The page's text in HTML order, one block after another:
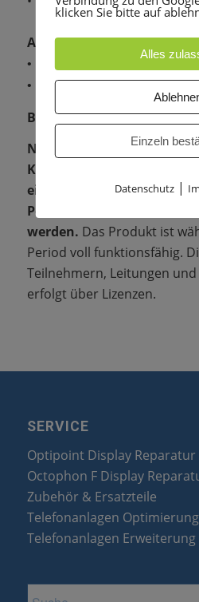
Ausbauvariante mit UC
• max. 500 UC Suite User and
• max. 64 Contact Center
Bitte beachten Sie:
Nach der
Kommunikationssystems
einer Zeitspanne von 30
Period) die
werden. Das Produkt ist
Period voll funktionsfähig.
Teilnehmern, Leitungen und
erfolgt über Lizenzen.
SERVICE
Optipoint Display Reparatur
Octophon F Display
Zubehör & Ersatzteile
Telefonanlagen Optimierung
Telefonanlagen Erweiterung
klicken Sie bitte auf
Alles
Einzeln
Datenschutz|